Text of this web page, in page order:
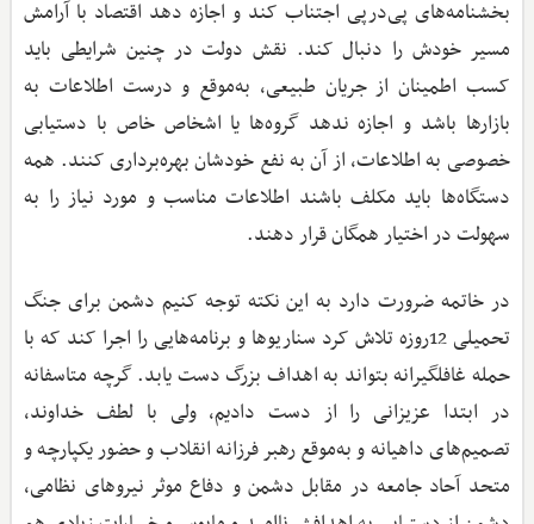
بخشنامه‌های پی‌درپی اجتناب کند و اجازه دهد اقتصاد با آرامش
مسیر خودش را دنبال کند. نقش دولت در چنین شرایطی باید
کسب اطمینان از جریان طبیعی، به‌موقع و درست اطلاعات به
بازارها باشد و اجازه ندهد گروه‌ها یا اشخاص خاص با دستیابی
خصوصی به اطلاعات، از آن به نفع خودشان بهره‌برداری کنند. همه
دستگاه‌ها باید مکلف باشند اطلاعات مناسب و مورد نیاز را به
سهولت در اختیار همگان قرار دهند.
در خاتمه ضرورت دارد به این نکته توجه کنیم دشمن برای جنگ
تحمیلی 12روزه تلاش کرد سناریوها و برنامه‌هایی را اجرا کند که با
حمله غافلگیرانه بتواند به اهداف بزرگ دست یابد. گرچه متاسفانه
در ابتدا عزیزانی را از دست دادیم، ولی با لطف خداوند،
تصمیم‌های داهیانه و به‌موقع رهبر فرزانه انقلاب و حضور یکپارچه و
متحد آحاد جامعه در مقابل دشمن و دفاع موثر نیروهای نظامی،